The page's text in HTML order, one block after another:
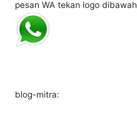
pesan WA tekan logo dibawah
blog-mitra: